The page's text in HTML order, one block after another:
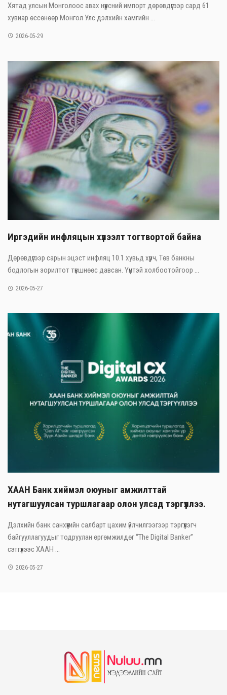
Хятад улсын Монголоос авах нүүрсний импорт дөрөвдүгээр сард 61
хувиар өссөнөөр Монгол Улс дэлхийн хамгийн ...
2026-05-29
Иргэдийн инфляцын хүлээлт тогтвортой байна
Дөрөвдүгээр сарын эцэст инфляц 10.1 хувьд хүрч, Төв банкны
бодлогын зорилтот түвшнөөс давсан. Үүнтэй холбоотойгоор ...
2026-05-27
ХААН Банк хиймэл оюуныг амжилттай
нутагшуулсан туршлагаар олон улсад тэргүүллээ.
Дэлхийн банк санхүүгийн салбарт цахим үйлчилгээгээр тэргүүлэгч
байгууллагуудыг тодруулан өргөмжилдөг “The Digital Banker”
сэтгүүлээс ХААН ...
2026-05-27